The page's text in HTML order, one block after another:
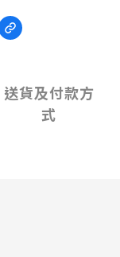
送貨及付款方
式